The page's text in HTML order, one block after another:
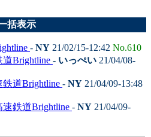
括表示
- NY 21/02/15-12:42 No.610
Brightline - いっぺい 21/04/08-
道Brightline - NY 21/04/09-13:48
鉄道Brightline - NY 21/04/09-